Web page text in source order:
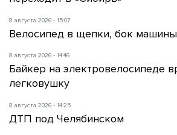
8 августа 2026 - 15:07
Велосипед в щепки, бок
8 августа 2026 - 14:46
Байкер на электровелосипеде
легковушку
8 августа 2026 - 14:25
ДТП под Челябинском